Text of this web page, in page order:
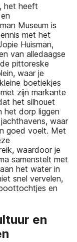
het heeft
Museum is
met het
Huisman,
van alledaagse
pittoreske
waar je
boetiekjes
zijn markante
het silhouet
het dorp liggen
waar
goed voelt. Met
waardoor je
samenstelt met
het water in
snel vervelen,
en
en